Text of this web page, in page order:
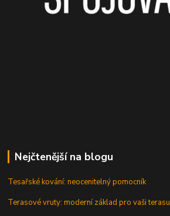
Nejčtenější na blogu
Tesařské kování: neocenitelný pomocník
Terasové vruty: moderní základ pro vaši terasu